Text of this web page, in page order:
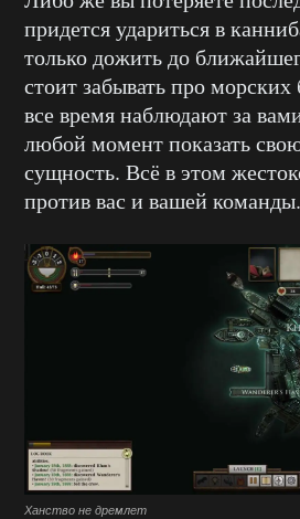
придется удариться в
только дожить до
стоит забывать про морских
все время наблюдают за
любой момент показать
сущность. Всё в этом
против вас и вашей команды.
Ханство не дремлет